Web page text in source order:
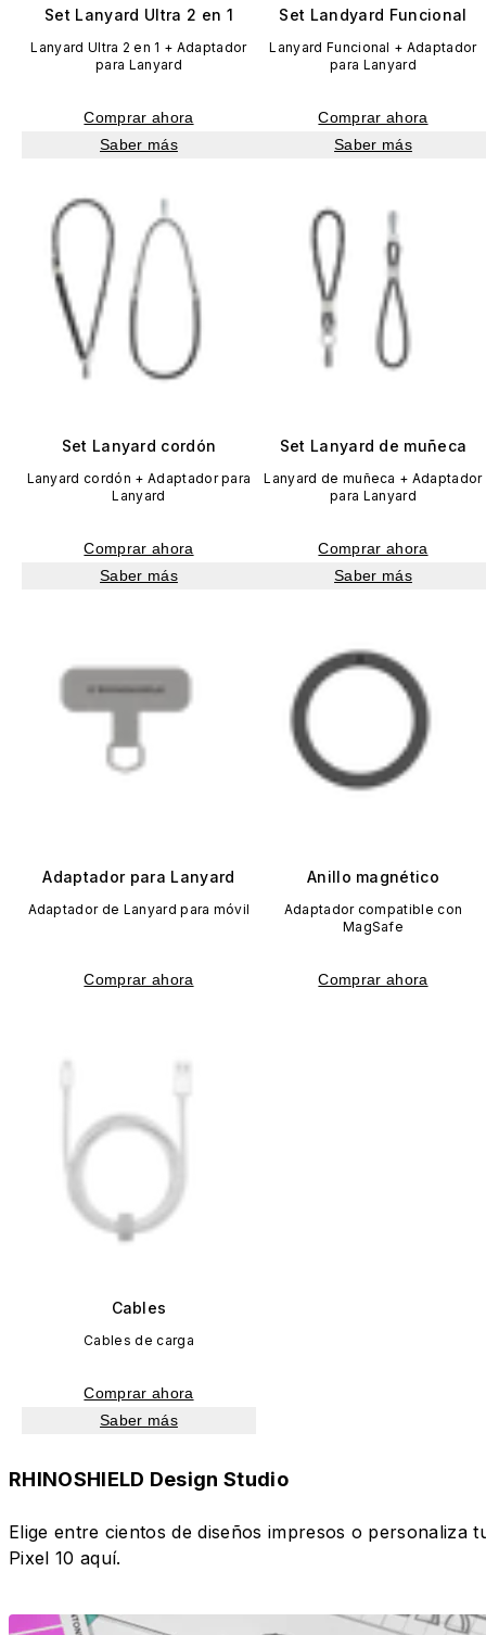
Set Lanyard Ultra 2 en 1
Lanyard Ultra 2 en 1 + Adaptador
para Lanyard
Comprar ahora
Saber más
Set Landyard Funcional
Lanyard Funcional + Adaptador
para Lanyard
Comprar ahora
Saber más
Set Lanyard cordón
Lanyard cordón + Adaptador para
Lanyard
Comprar ahora
Saber más
Set Lanyard de muñeca
Lanyard de muñeca + Adaptador
para Lanyard
Comprar ahora
Saber más
Adaptador para Lanyard
Adaptador de Lanyard para móvil
Comprar ahora
Anillo magnético
Adaptador compatible con
MagSafe
Comprar ahora
Cables
Cables de carga
Comprar ahora
Saber más
RHINOSHIELD Design Studio
Elige entre cientos de diseños impresos o personaliza
Pixel 10 aquí.